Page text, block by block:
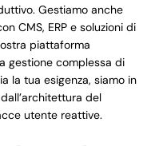
Gestiamo anche
CMS, ERP e soluzioni di
piattaforma
gestione complessa di
la tua esigenza, siamo in
del
utente reattive.